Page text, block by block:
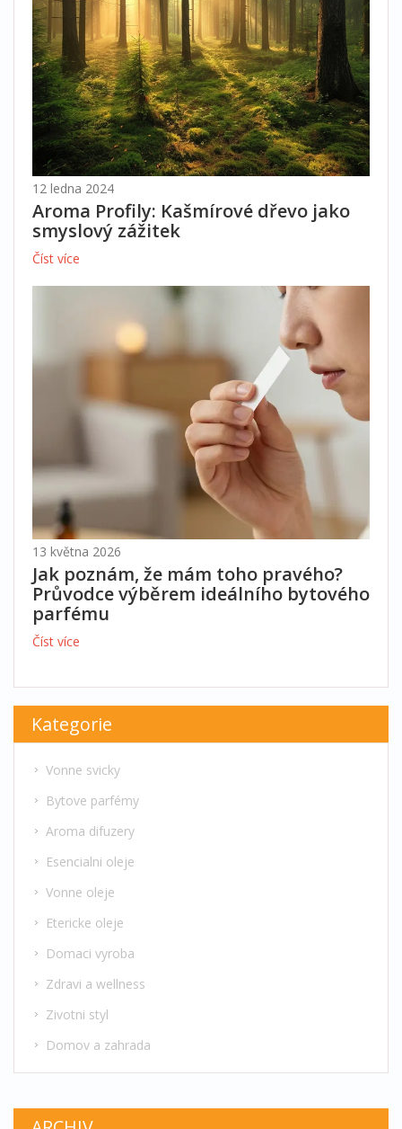
12 ledna 2024
Aroma Profily: Kašmírové dřevo jako
smyslový zážitek
Číst více
13 května 2026
Jak poznám, že mám toho pravého?
Průvodce výběrem ideálního bytového
parfému
Číst více
Kategorie
Vonne svicky
Bytove parfémy
Aroma difuzery
Esencialni oleje
Vonne oleje
Etericke oleje
Domaci vyroba
Zdravi a wellness
Zivotni styl
Domov a zahrada